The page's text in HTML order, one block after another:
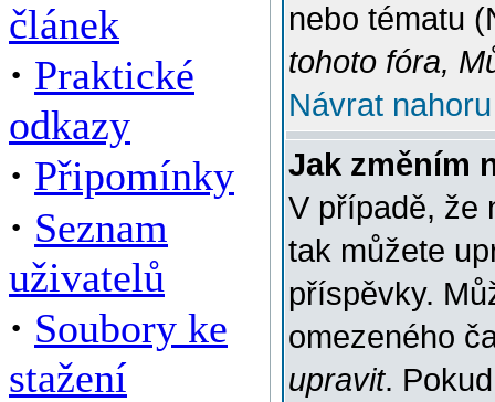
článek
· Praktické
odkazy
· Připomínky
· Seznam
uživatelů
· Soubory ke
stažení
nebo tématu
tohoto fóra,
Návrat nahoru
Jak změním
V případě, že
tak můžete
příspěvky.
omezeného
upravit.